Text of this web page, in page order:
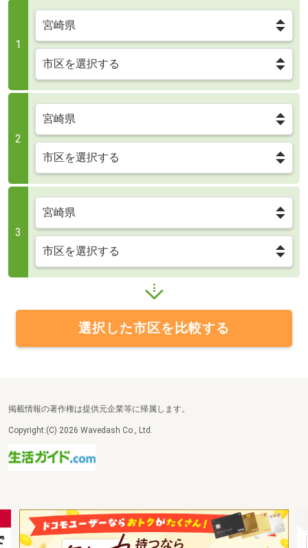
1
2
3
選択した市区を比較する
掲載情報の著作権は提供元企業等に帰属します。
Copyright:(C) 2026 Wavedash Co., Ltd.